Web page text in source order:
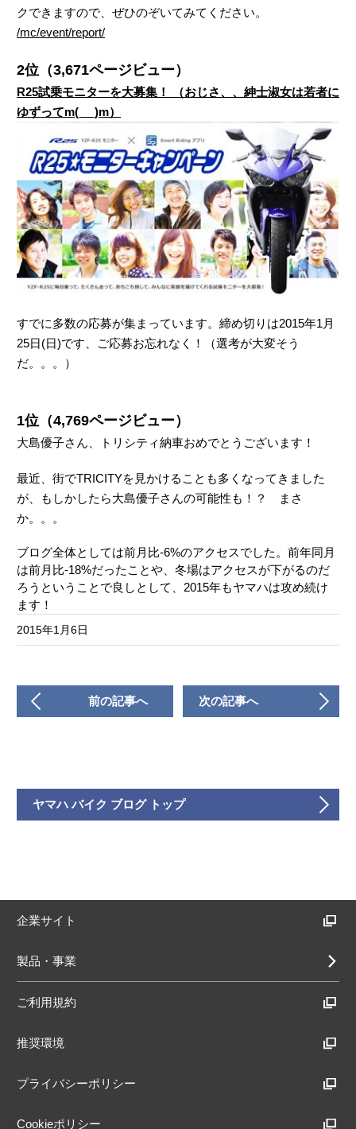
クできますので、ぜひのぞいてみてください。
/mc/event/report/
2位（3,671ページビュー）
R25試乗モニターを大募集！ （おじさ、、紳士淑女は若者に
ゆずってm(_ _)m）
すでに多数の応募が集まっています。締め切りは2015年1月
25日(日)です、ご応募お忘れなく！（選考が大変そう
だ。。。）
1位（4,769ページビュー）
大島優子さん、トリシティ納車おめでとうございます！
最近、街でTRICITYを見かけることも多くなってきました
が、もしかしたら大島優子さんの可能性も！？ まさ
か。。。
ブログ全体としては前月比-6%のアクセスでした。前年同月
は前月比-18%だったことや、冬場はアクセスが下がるのだ
ろうということで良しとして、2015年もヤマハは攻め続け
ます！
2015年1月6日
前の記事へ 次の記事へ
ヤマハ バイク ブログ トップ
企業サイト
製品・事業
ご利用規約
推奨環境
プライバシーポリシー
Cookieポリシー